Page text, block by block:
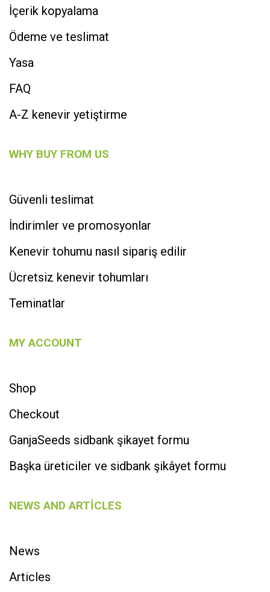
İçerik kopyalama
Ödeme ve teslimat
Yasa
FAQ
A-Z kenevir yetiştirme
WHY BUY FROM US
Güvenli teslimat
İndirimler ve promosyonlar
Kenevir tohumu nasıl sipariş edilir
Ücretsiz kenevir tohumları
Teminatlar
MY ACCOUNT
Shop
Checkout
GanjaSeeds sidbank şikayet formu
Başka üreticiler ve sidbank şikâyet formu
NEWS AND ARTICLES
News
Articles